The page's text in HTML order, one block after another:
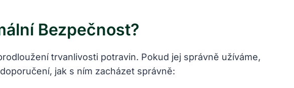
Bezpečnost?
trvanlivosti potravin. Pokud jej správně užíváme,
jak s ním zacházet správně: